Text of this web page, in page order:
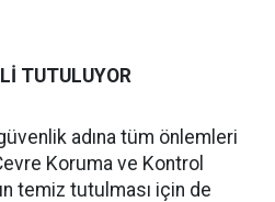
TUTULUYOR
adına tüm önlemleri
Koruma ve Kontrol
temiz tutulması için de